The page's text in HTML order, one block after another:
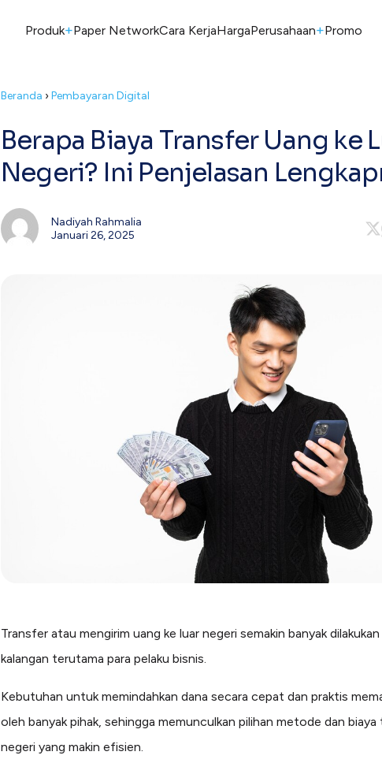
Produk+Paper NetworkCara KerjaHargaPerusahaan+Promo
Beranda › Pembayaran Digital
Berapa Biaya Transfer Uang ke
Negeri? Ini Penjelasan
Nadiyah Rahmalia
Januari 26, 2025
Transfer atau mengirim uang ke luar negeri semakin banyak
kalangan terutama para pelaku bisnis.
Kebutuhan untuk memindahkan dana secara cepat dan praktis
oleh banyak pihak, sehingga memunculkan pilihan metode dan
negeri yang makin efisien.